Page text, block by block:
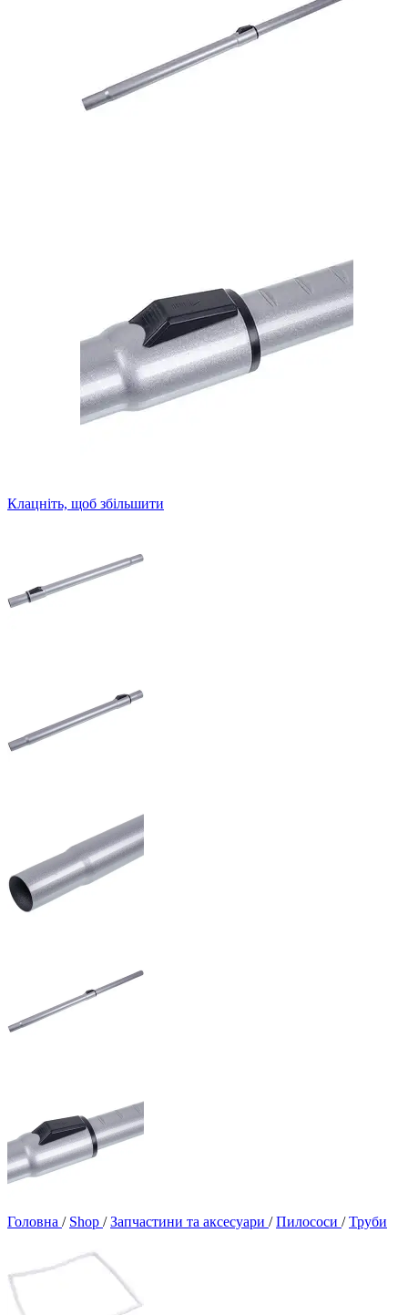
Клацніть, щоб збільшити
Головна / Shop / Запчастини та аксесуари / Пилососи / Труби